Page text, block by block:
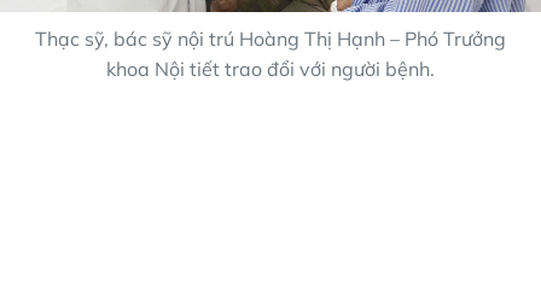
Thạc sỹ, bác sỹ nội trú Hoàng Thị Hạnh – Phó Trưởng
khoa Nội tiết trao đổi với người bệnh.